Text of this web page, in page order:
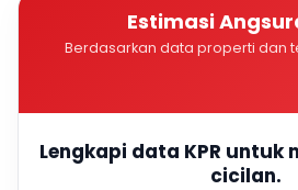
Estimasi
Berdasarkan data properti dan
Lengkapi data KPR untuk
cicilan.